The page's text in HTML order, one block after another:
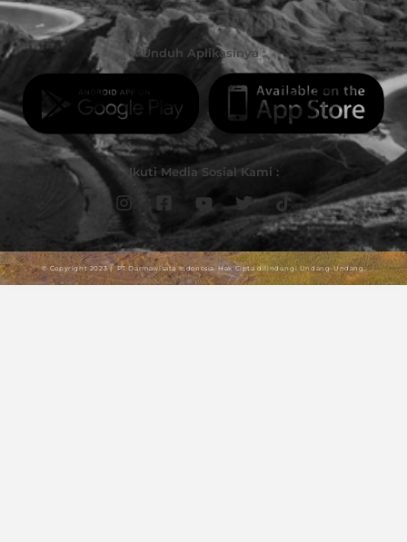
Unduh Aplikasinya :
Ikuti Media Sosial Kami :
© Copyright 2023 | PT Darmawisata Indonesia. Hak Cipta dilindungi Undang-Undang.